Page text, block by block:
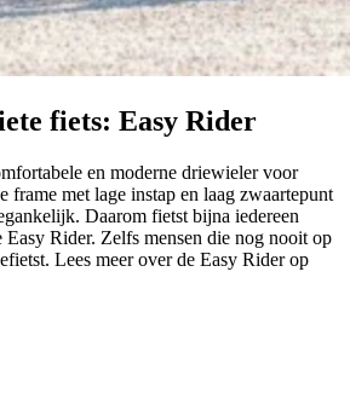
fiets: Easy Rider
en moderne driewieler voor
frame met lage instap en laag zwaartepunt
Daarom fietst bijna iedereen
Easy Rider. Zelfs mensen die nog nooit op
Lees meer over de Easy Rider op